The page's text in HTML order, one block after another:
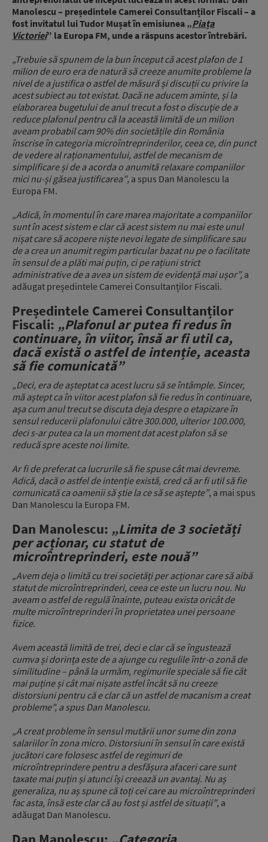
Manolescu – președintele Camerei Consultanților Fiscali – a
fost invitatul lui Tudor Mușat în emisiunea „Piața
Victoriei” la Europa FM, unde a răspuns acestor întrebări.
„Trebuie să spunem de la bun început că acest plafon de 1
milion de euro era de natură să creeze anumite probleme la
nivel de a justifica o astfel de măsură și discuții cu privire la
acest subiect au tot existat. Dacă ne aducem aminte, și la
elaborarea bugetului de anul trecut a fost o discuție de a
reduce plafonul pentru că la această limită de un milion
aveam probabil cam 90% din societățile din România
înscrise în categoria microîntreprinderilor, ceea ce, din punct
de vedere al raționamentului, astfel de mecanism de
simplificare și de a acorda o anumită relaxare companiilor
mici nu-și găsea justificarea”, a spus Dan Manolescu la
Europa FM.
„Adică, în momentul în care marea majoritate a companiilor
sunt în acest sistem e clar că acest sistem nu mai este unul
nișat care să acopere niște nevoi legate de simplificare sau
de a crea un anumit regim particular bazat nu pe o facilitate
în sensul de a plăti mai puțin, ci pe rațiuni strict
administrative de a avea un sistem de evidență mai ușor”, a
adăugat președintele Camerei Consultanților Fiscali.
Președintele Camerei Consultanților
Fiscali: „Plafonul ar putea fi redus în
continuare, în viitor, însă ar fi util ca,
dacă există o astfel de intenție, aceasta
să fie comunicată”
„Deci, era de așteptat ca acest lucru să se întâmple. Sincer,
mă aștept ca în viitor acest plafon să fie redus în continuare,
așa cum anul trecut se discuta deja despre o etapizare în
sensul reducerii plafonului către 300.000, ulterior 100.000,
deci s-ar putea ca la un moment dat acest plafon să se
reducă spre aceste noi limite.
Ar fi de preferat ca lucrurile să fie spuse cât mai devreme.
Adică, dacă o astfel de intenție există, cred că ar fi util să fie
comunicată ca oamenii să știe la ce să se aștepte”, a mai spus
Dan Manolescu la Europa FM.
Dan Manolescu: „Limita de 3 societăți
per acționar, cu statut de
microîntreprinderi, este nouă”
„Avem deja o limită cu trei societăți per acționar care să aibă
statut de microîntreprinderi, ceea ce este un lucru nou. Nu
aveam o astfel de regulă înainte, puteau exista oricât de
multe microîntreprinderi în proprietatea unei persoane
fizice.
Avem această limită de trei, deci e clar că se îngustează
cumva și dorința este de a ajunge cu regulile într-o zonă de
similitudine – până la urmăm, regimurile speciale să fie cât
mai puține și cât mai nișate astfel încât să nu creeze
distorsiuni pentru că e clar că un astfel de macanism a creat
probleme”, a spus Dan Manolescu.
„A creat probleme în sensul mutării unor sume din zona
salariilor în zona micro. Distorsiuni în sensul în care există
jucători care folosesc astfel de regimuri de
microîntreprindere pentru a desfășura afaceri care sunt
taxate mai puțin și atunci își creează un avantaj. Nu aș
generaliza, nu aș spune că toți cei care au microîntreprinderi
fac asta, însă este clar că au fost și astfel de situații”, a
adăugat Dan Manolescu.